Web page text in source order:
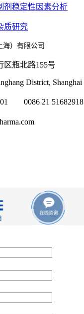
剂稳定性因素分析
质研究
海）有限公司
区瓶北路155号
District, Shanghai
0086 21 51682918